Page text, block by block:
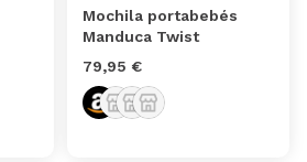
Mochila portabebés
Manduca Twist
79,95 €